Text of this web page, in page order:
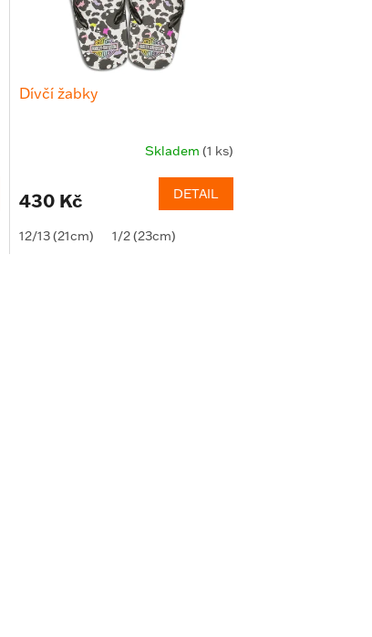
Dívčí žabky
Skladem (1 ks)
430 Kč DETAIL
12/13 (21cm) 1/2 (23cm)